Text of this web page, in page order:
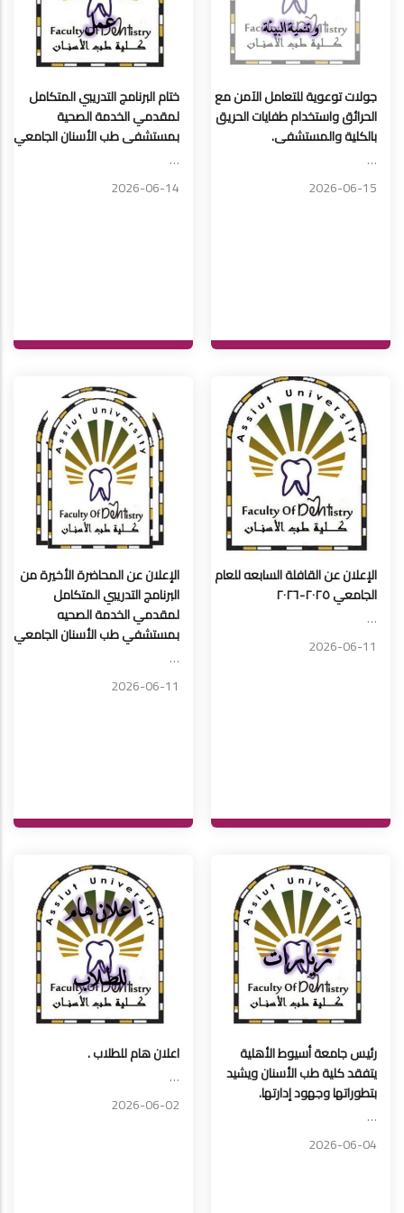
جولات توعوية للتعامل الآمن مع
الحرائق واستخدام طفايات الحريق
بالكلية والمستشفى.
…
2026-06-15
ختام البرنامج التدريبي المتكامل
لمقدمي الخدمة الصحية
بمستشفى طب الأسنان الجامعي.
…
2026-06-14
الإعلان عن القافلة السابعه للعام
الجامعي ٢٠٢٥-٢٠٢٦
…
2026-06-11
الإعلان عن المحاضرة الأخيرة من
البرنامج التدريبي المتكامل
لمقدمي الخدمة الصحيه
بمستشفي طب الأسنان الجامعي
…
2026-06-11
رئيس جامعة أسيوط الأهلية
يتفقد كلية طب الأسنان ويشيد
بتطوراتها وجهود إدارتها.
…
2026-06-04
اعلان هام للطلاب .
…
2026-06-02